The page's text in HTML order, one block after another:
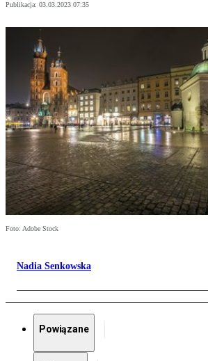
Publikacja: 03.03.2023 07:35
Foto: Adobe Stock
Nadia Senkowska
Powiązane